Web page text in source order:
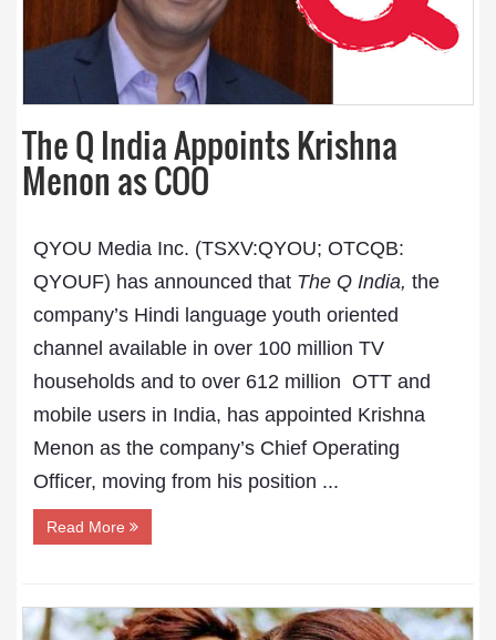
The Q India Appoints Krishna
Menon as COO
QYOU Media Inc. (TSXV:QYOU; OTCQB:
QYOUF) has announced that The Q India, the
company’s Hindi language youth oriented
channel available in over 100 million TV
households and to over 612 million OTT and
mobile users in India, has appointed Krishna
Menon as the company’s Chief Operating
Officer, moving from his position ...
Read More